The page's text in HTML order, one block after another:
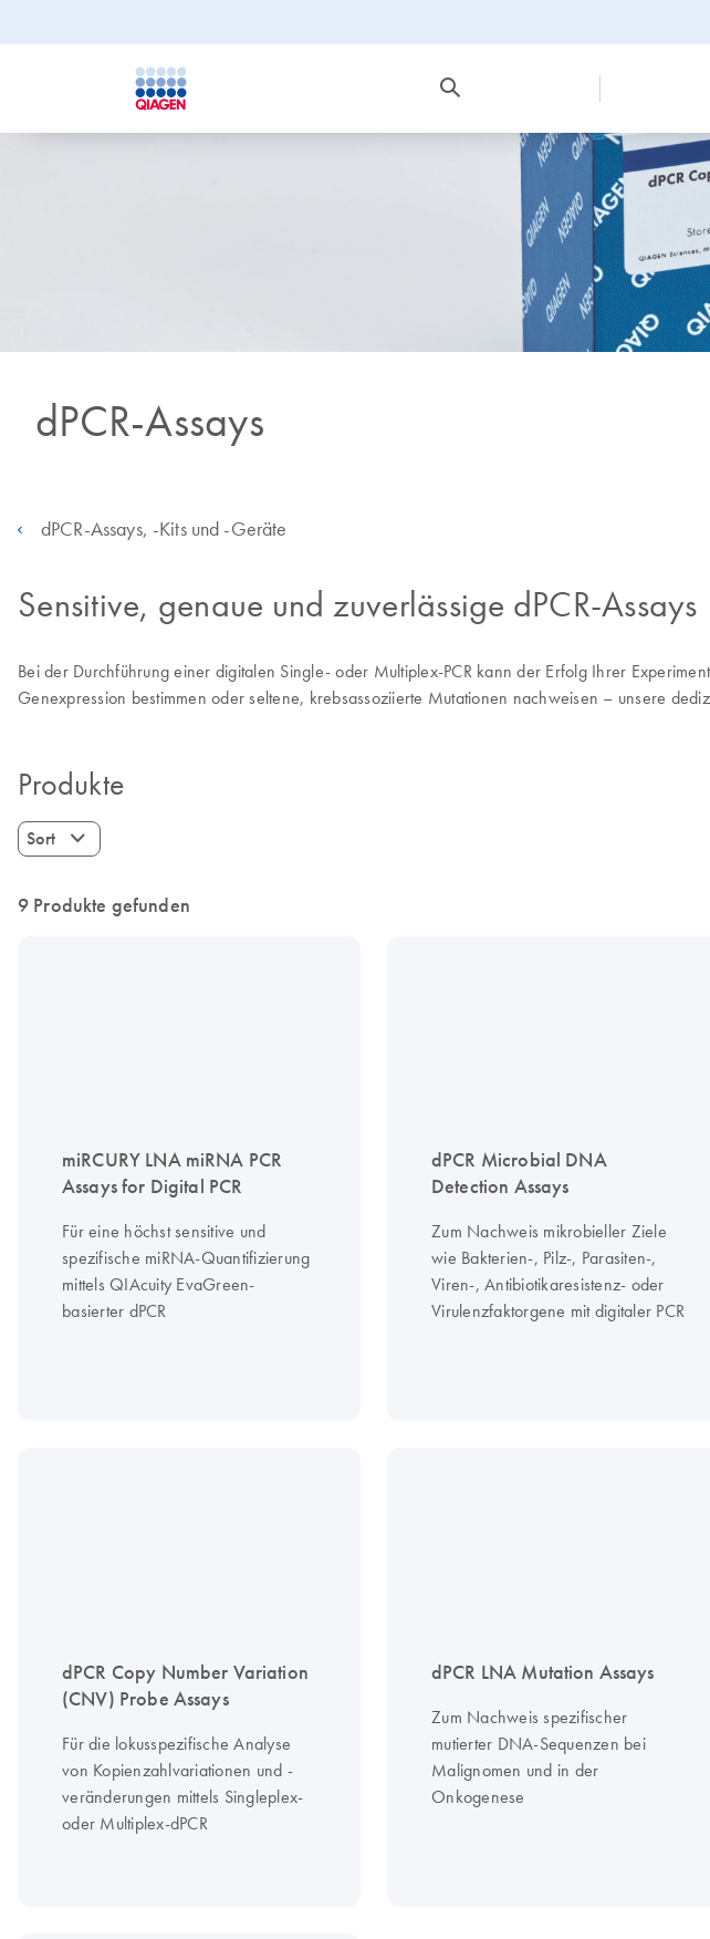
dPCR-Assays
dPCR-Assays, -Kits und -Geräte
Sensitive, genaue und zuverlässige dPCR-Assays
Bei der Durchführung einer digitalen Single- oder Multiplex-PCR kann der Erfolg Ihrer
Genexpression bestimmen oder seltene, krebsassoziierte Mutationen nachweisen – unsere
Produkte
Sort
9 Produkte gefunden
miRCURY LNA miRNA PCR
Assays for Digital PCR
Für eine höchst sensitive und
spezifische miRNA-Quantifizierung
mittels QIAcuity EvaGreen-
basierter dPCR
dPCR Microbial DNA
Detection Assays
Zum Nachweis mikrobieller Ziele
wie Bakterien-, Pilz-, Parasiten-,
Viren-, Antibiotikaresistenz- oder
Virulenzfaktorgene mit digitaler PCR
dPCR Copy Number Variation
(CNV) Probe Assays
Für die lokusspezifische Analyse
von Kopienzahlvariationen und -
veränderungen mittels Singleplex-
oder Multiplex-dPCR
dPCR LNA Mutation Assays
Zum Nachweis spezifischer
mutierter DNA-Sequenzen bei
Malignomen und in der
Onkogenese